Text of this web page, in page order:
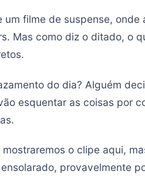
filme de suspense, onde
Mas como diz o ditado, o
do dia? Alguém
esquentar as coisas por
o clipe aqui,
provavelmente